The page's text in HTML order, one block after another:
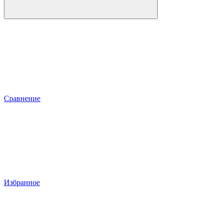
Сравнение
Избранное